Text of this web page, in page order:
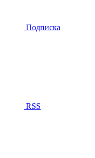
Подписка
RSS